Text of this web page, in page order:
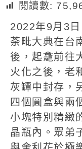
閱讀數:
2022年9月3
荼毗大典在台
後，起龕前往
火化之後，老
灰罈中封存，
四個圓盒與兩
小塊特別精緻
晶瓶內。眾弟